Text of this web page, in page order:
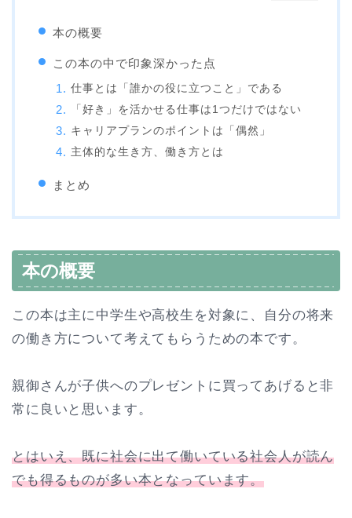
本の概要
この本の中で印象深かった点
仕事とは「誰かの役に立つこと」である
「好き」を活かせる仕事は1つだけではない
キャリアプランのポイントは「偶然」
主体的な生き方、働き方とは
まとめ
本の概要
この本は主に中学生や高校生を対象に、自分の将来
の働き方について考えてもらうための本です。
親御さんが子供へのプレゼントに買ってあげると非
常に良いと思います。
とはいえ、既に社会に出て働いている社会人が読ん
でも得るものが多い本となっています。